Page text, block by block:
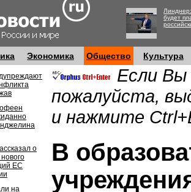
будет
Экономика Общество Культура
о
ЕС
на
Если Вы
пожалуйста,
и нажмите
В